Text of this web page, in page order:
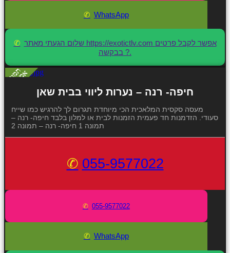
WhatsApp
שלום הגעתי מאתר https://exotictlv.com אפשר לקבל פרטים
בבקשה ?.
חיפה- רנה – נערות ליווי בבית שאן
מעסה סקסית המלאכית הכי מיוחדת תגרום לך להרגיש כמו שייח
סעודי. הזדמנות חד פעמית הזמנות לבית או למלון בלבד חיפה- רנה –
תמונה 1 חיפה- רנה – תמונה 2
055-9577022
055-9577022
WhatsApp